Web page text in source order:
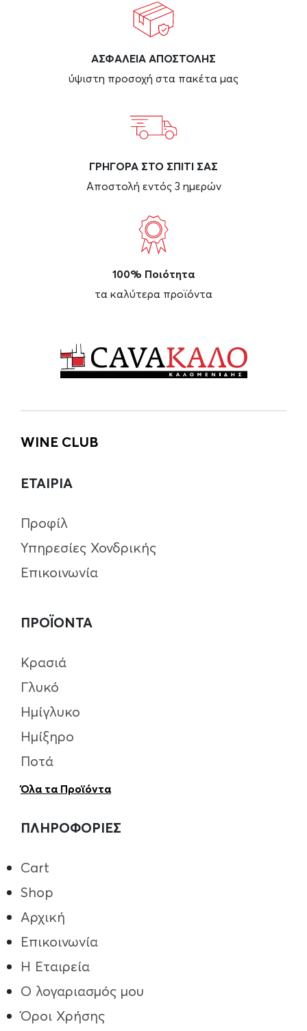
ΑΣΦAΛΕΙΑ ΑΠΟΣΤΟΛΗΣ
ύψιστη προσοχή στα πακέτα μας
ΓΡΗΓΟΡΑ ΣΤΟ ΣΠΙΤΙ ΣΑΣ
Αποστολή εντός 3 ημερών
100% Ποιότητα
τα καλύτερα προϊόντα
WINE CLUB
ΕΤΑΙΡΙΑ
Προφίλ
Υπηρεσίες Χονδρικής
Επικοινωνία
ΠΡΟΪΟΝΤΑ
Κρασιά
Γλυκό
Ημίγλυκο
Ημίξηρο
Ποτά
Όλα τα Προϊόντα
ΠΛΗΡΟΦΟΡΙΕΣ
Cart
Shop
Αρχική
Επικοινωνία
Η Εταιρεία
Ο λογαριασμός μου
Όροι Χρήσης